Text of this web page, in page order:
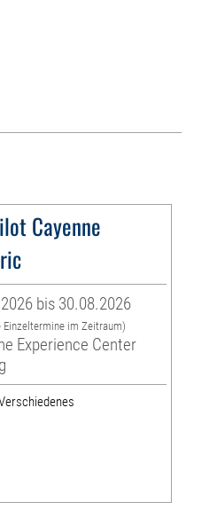
Cayenne
bis 30.08.2026
Einzeltermine im Zeitraum)
Experience Center